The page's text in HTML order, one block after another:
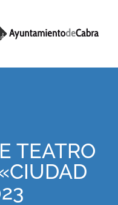
TEATRO